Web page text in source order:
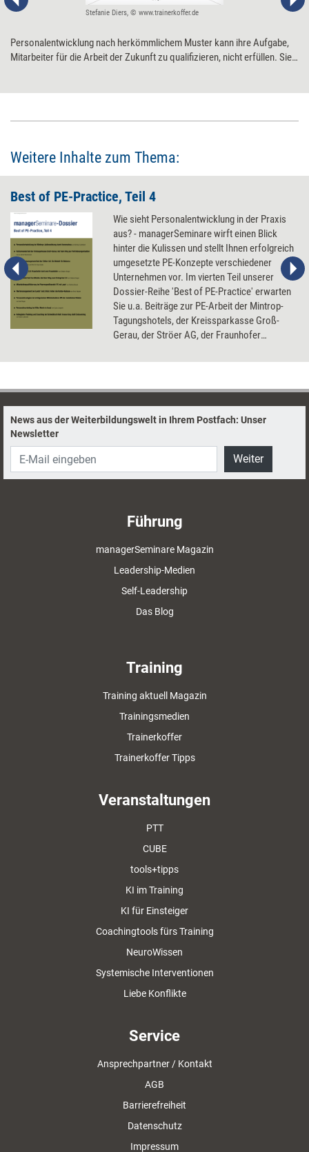
Stefanie Diers, © www.trainerkoffer.de
Personalentwicklung nach herkömmlichem Muster kann ihre Aufgabe,
Mitarbeiter für die Arbeit der Zukunft zu qualifizieren, nicht erfüllen. Sie
Weitere Inhalte zum Thema:
Best of PE-Practice, Teil 4
Wie sieht Personalentwicklung in der Praxis
aus? - managerSeminare wirft einen Blick
hinter die Kulissen und stellt Ihnen erfolgreich
umgesetzte PE-Konzepte verschiedener
Unternehmen vor. Im vierten Teil unserer
Dossier-Reihe 'Best of PE-Practice' erwarten
Sie u.a. Beiträge zur PE-Arbeit der Mintrop-
Tagungshotels, der Kreissparkasse Groß-
Gerau, der Ströer AG, der Fraunhofer
Group und der Bausparkasse Schwäbisch
News aus der Weiterbildungswelt in Ihrem Postfach: Unser
Newsletter
Weiter
Führung
managerSeminare Magazin
Leadership-Medien
Self-Leadership
Das Blog
Training
Training aktuell Magazin
Trainingsmedien
Trainerkoffer
Trainerkoffer Tipps
Veranstaltungen
PTT
CUBE
tools+tipps
KI im Training
KI für Einsteiger
Coachingtools fürs Training
NeuroWissen
Systemische Interventionen
Liebe Konflikte
Service
Ansprechpartner / Kontakt
AGB
Barrierefreiheit
Datenschutz
Impressum